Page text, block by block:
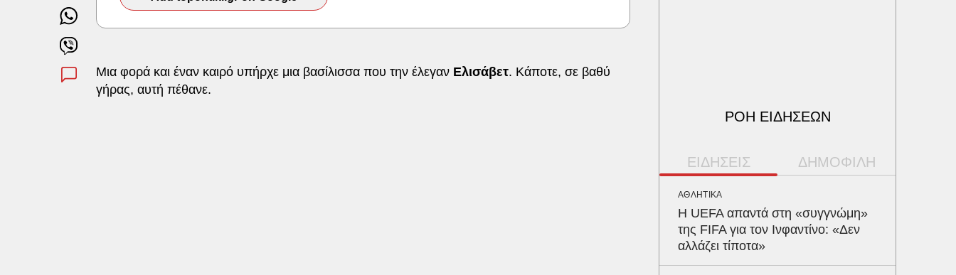
Μια φορά και έναν καιρό υπήρχε μια βασίλισσα που την έλεγαν Ελισάβετ. Κάποτε, σε βαθύ
γήρας, αυτή πέθανε.
ΡΟΗ ΕΙΔΗΣΕΩΝ
ΕΙΔΗΣΕΙΣ ΔΗΜΟΦΙΛΗ
ΑΘΛΗΤΙΚΑ
Η UEFA απαντά στη «συγγνώμη»
της FIFA για τον Ινφαντίνο: «Δεν
αλλάζει τίποτα»